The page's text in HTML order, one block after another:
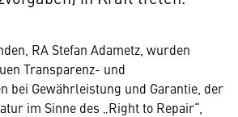
RA Stefan Adametz, wurden
Transparenz- und
bei Gewährleistung und Garantie, der
im Sinne des „Right to Repair“,